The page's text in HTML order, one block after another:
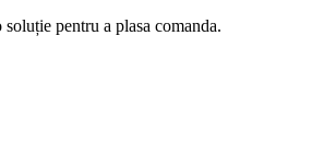
pentru a plasa comanda.